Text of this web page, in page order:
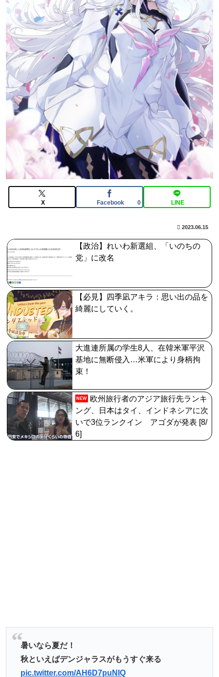
どっちが使いやすい？
【疑問】13000円で5レアを確実に数体ゲット出来るの
ならお得ではないか？
【FGO】組み合わせ次第で活かせる場面がきっとある。
鬼女紅葉・ファントム強化みんなの反応まとめ
【FGO】黄金チケット『ますますマンガで分かる！
Fate/rand Order』第466話更新！
【動画像】上戸彩さん(40)、パンパンすぎてノーバン始
球式ならず
X Facebook 0 LINE
2023.06.15
【政治】れいわ新選組、「いのちの
党」に改名
【必見】四季凪アキラ：思い出の品を
綺麗にしていく。
大進連所属の学生8人、在韓米軍平沢
基地に無断侵入…米軍により身柄拘
束！
NEW
欧州旅行者のアジア旅行先ランキ
ング、日本はタイ、インドネシアに次
いで3位ランクイン アゴダが発表 [8/
6]
暑いなら夏だ！
秋といえばデンジャラスがもうすぐ来る
pic.twitter.com/AH6D7puNIQ